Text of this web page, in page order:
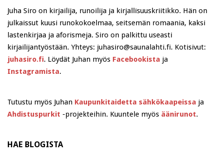
Juha Siro on kirjailija, runoilija ja kirjallisuuskriitikko. Hän on
julkaissut kuusi runokokoelmaa, seitsemän romaania, kaksi
lastenkirjaa ja aforismeja. Siro on palkittu useasti
kirjailijantyöstään. Yhteys: juhasiro@saunalahti.fi. Kotisivut:
juhasiro.fi. Löydät Juhan myös Facebookista ja
Instagramista.
Tutustu myös Juhan Kaupunkitaidetta sähkökaapeissa ja
Ahdistuspurkit -projekteihin. Kuuntele myös äänirunot.
HAE BLOGISTA